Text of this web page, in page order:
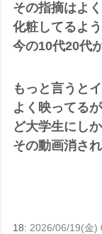
その指摘はよ
化粧してるよ
今の10代20代
もっと言うと
よく映ってる
ど大学生にし
その動画消さ
18: 2026/06/19(金)